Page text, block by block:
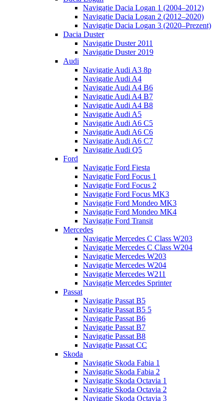
Navigație Dacia Logan 1 (2004–2012)
Navigație Dacia Logan 2 (2012–2020)
Navigație Dacia Logan 3 (2020–Prezent)
Dacia Duster
Navigatie Duster 2011
Navigatie Duster 2019
Audi
Navigatie Audi A3 8p
Navigatie Audi A4
Navigatie Audi A4 B6
Navigatie Audi A4 B7
Navigatie Audi A4 B8
Navigatie Audi A5
Navigatie Audi A6 C5
Navigatie Audi A6 C6
Navigatie Audi A6 C7
Navigatie Audi Q5
Ford
Navigație Ford Fiesta
Navigație Ford Focus 1
Navigație Ford Focus 2
Navigație Ford Focus MK3
Navigație Ford Mondeo MK3
Navigație Ford Mondeo MK4
Navigație Ford Transit
Mercedes
Navigație Mercedes C Class W203
Navigație Mercedes C Class W204
Navigație Mercedes W203
Navigație Mercedes W204
Navigație Mercedes W211
Navigație Mercedes Sprinter
Passat
Navigație Passat B5
Navigație Passat B5 5
Navigație Passat B6
Navigație Passat B7
Navigație Passat B8
Navigație Passat CC
Skoda
Navigație Skoda Fabia 1
Navigație Skoda Fabia 2
Navigație Skoda Octavia 1
Navigație Skoda Octavia 2
Navigație Skoda Octavia 3